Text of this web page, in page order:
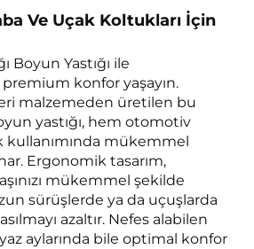
Ve Uçak Koltukları İçin
Boyun Yastığı ile
konfor yaşayın.
malzemeden üretilen bu
yastığı, hem otomotiv
kullanımında mükemmel
Ergonomik tasarım,
mükemmel şekilde
sürüşlerde ya da uçuşlarda
azaltır. Nefes alabilen
yaz aylarında bile optimal konfor